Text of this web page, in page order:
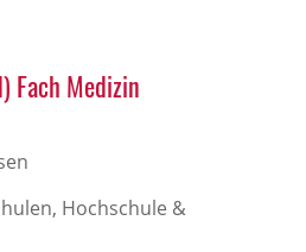
Fach Medizin
Hochschule &